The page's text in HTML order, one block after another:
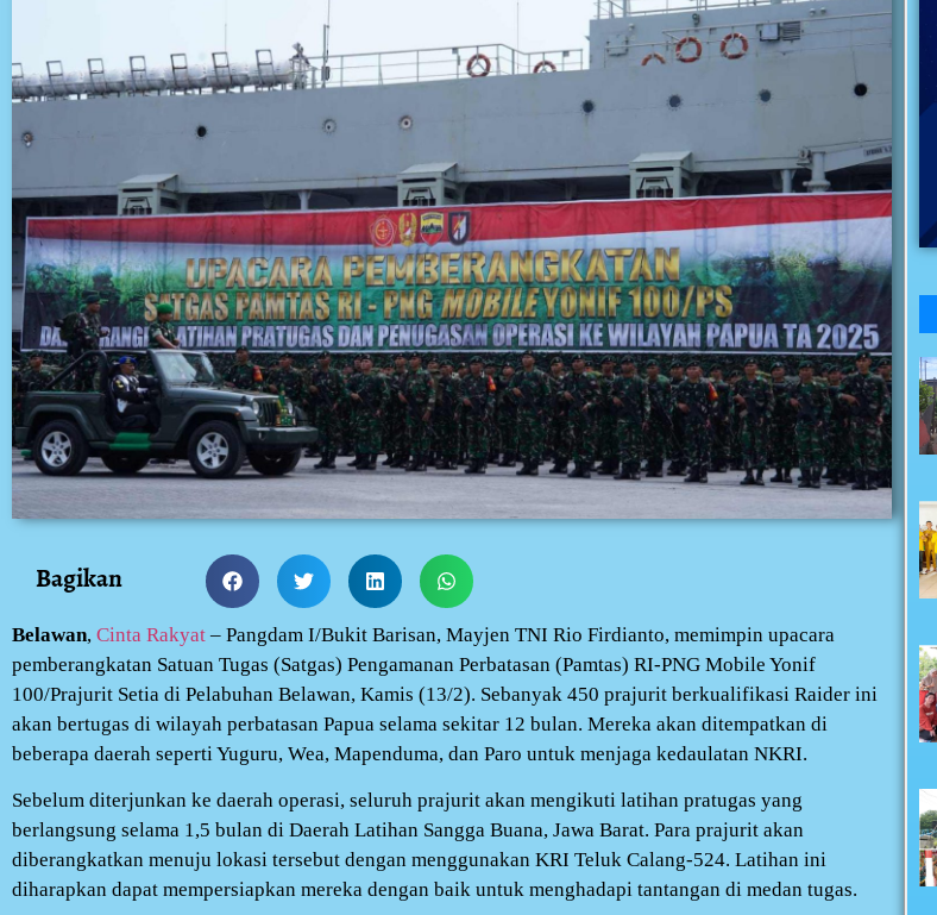
Bagikan
Belawan, Cinta Rakyat – Pangdam I/Bukit Barisan, Mayjen TNI Rio Firdianto, memimpin upacara
pemberangkatan Satuan Tugas (Satgas) Pengamanan Perbatasan (Pamtas) RI-PNG Mobile Yonif
100/Prajurit Setia di Pelabuhan Belawan, Kamis (13/2). Sebanyak 450 prajurit berkualifikasi Raider ini
akan bertugas di wilayah perbatasan Papua selama sekitar 12 bulan. Mereka akan ditempatkan di
beberapa daerah seperti Yuguru, Wea, Mapenduma, dan Paro untuk menjaga kedaulatan NKRI.
Sebelum diterjunkan ke daerah operasi, seluruh prajurit akan mengikuti latihan pratugas yang
berlangsung selama 1,5 bulan di Daerah Latihan Sangga Buana, Jawa Barat. Para prajurit akan
diberangkatkan menuju lokasi tersebut dengan menggunakan KRI Teluk Calang-524. Latihan ini
diharapkan dapat mempersiapkan mereka dengan baik untuk menghadapi tantangan di medan tugas.